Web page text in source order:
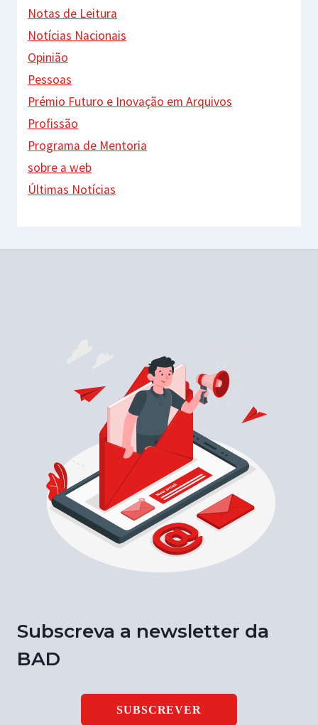
Notas de Leitura
Notícias Nacionais
Opinião
Pessoas
Prémio Futuro e Inovação em Arquivos
Profissão
Programa de Mentoria
sobre a web
Últimas Notícias
Subscreva a newsletter da
BAD
SUBSCREVER